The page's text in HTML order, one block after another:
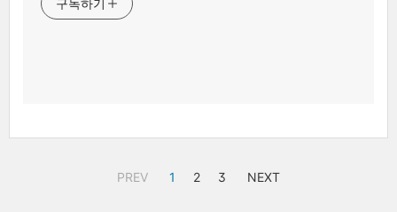
구독하기
PREV 1 2 3 NEXT